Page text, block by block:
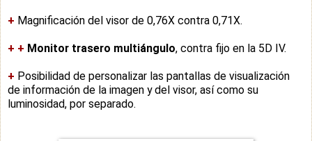
+ Magnificación del visor de 0,76X contra 0,71X.
+ + Monitor trasero multiángulo, contra fijo en la 5D IV.
+ Posibilidad de personalizar las pantallas de visualización
de información de la imagen y del visor, así como su
luminosidad, por separado.